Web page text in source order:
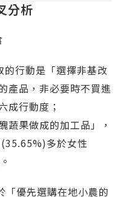
分析
行動是「選擇非基改
產品，非必要時不買進
成行動度；
蔬果做成的加工品」，
多於女性
優先選購在地小農的